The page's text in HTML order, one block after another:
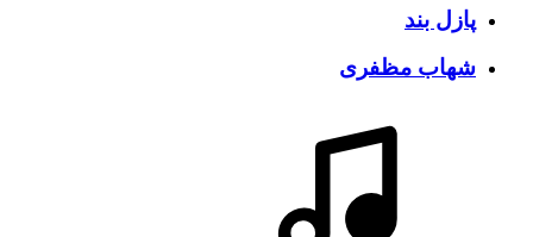
پازل بند
شهاب مظفری